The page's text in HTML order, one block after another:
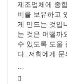
제조업체에 종
비를 보유하고
게 만드는 것입
는 것은 어떨까
수 있도록 도울
다. 저희에게 문
